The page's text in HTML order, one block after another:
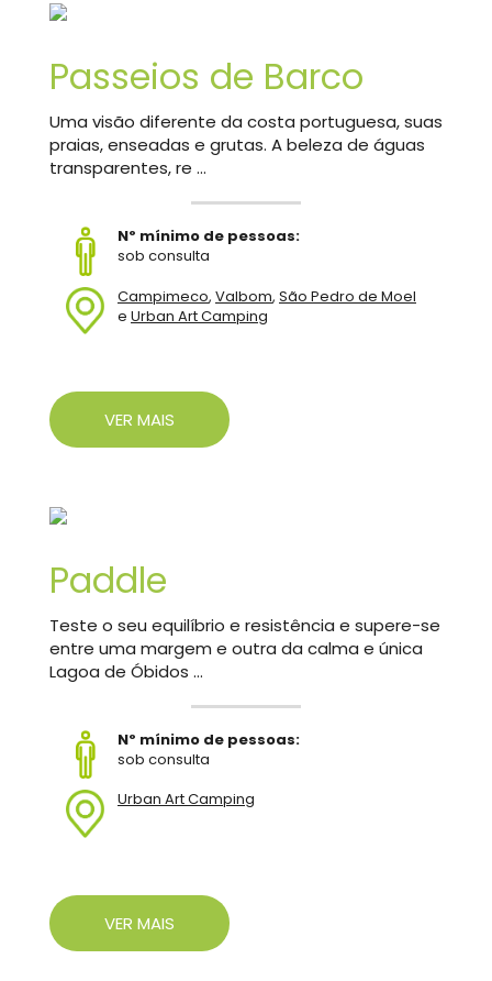
Passeios de Barco
Uma visão diferente da costa portuguesa, suas
praias, enseadas e grutas. A beleza de águas
transparentes, re ...
Nº mínimo de pessoas:
sob consulta
Campimeco, Valbom, São Pedro de Moel
e Urban Art Camping
VER MAIS
Paddle
Teste o seu equilíbrio e resistência e supere-se
entre uma margem e outra da calma e única
Lagoa de Óbidos ...
Nº mínimo de pessoas:
sob consulta
Urban Art Camping
VER MAIS